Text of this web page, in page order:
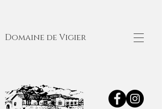
Domaine de Vigier